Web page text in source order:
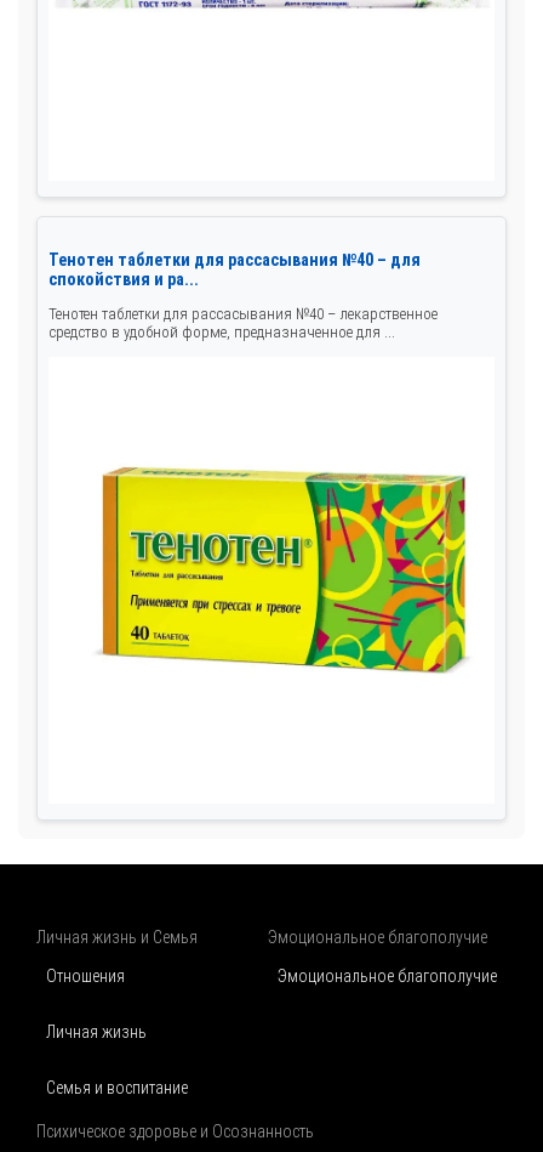
Тенотен таблетки для рассасывания №40 – для
спокойствия и ра...
Тенотен таблетки для рассасывания №40 – лекарственное
средство в удобной форме, предназначенное для ...
Личная жизнь и Семья
Отношения
Личная жизнь
Семья и воспитание
Эмоциональное благополучие
Эмоциональное благополучие
Психическое здоровье и Осознанность